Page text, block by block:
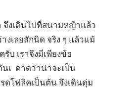
จึงเดินไปที่สนามหญ้าแล้ว
เลยสักนิด จริง ๆ แล้วแม้
บ เราจึงมีเพียงข้อ
นเ คาดว่าน่าจะเป็น
ดโฟลิคเป็นต้น จึงเดินดุ่ม